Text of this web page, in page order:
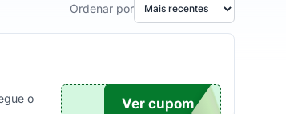
Ordenar por
o
TICO
Ver cupom